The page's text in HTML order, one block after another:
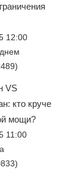
12:00
VS
кто круче
мощи?
11:00